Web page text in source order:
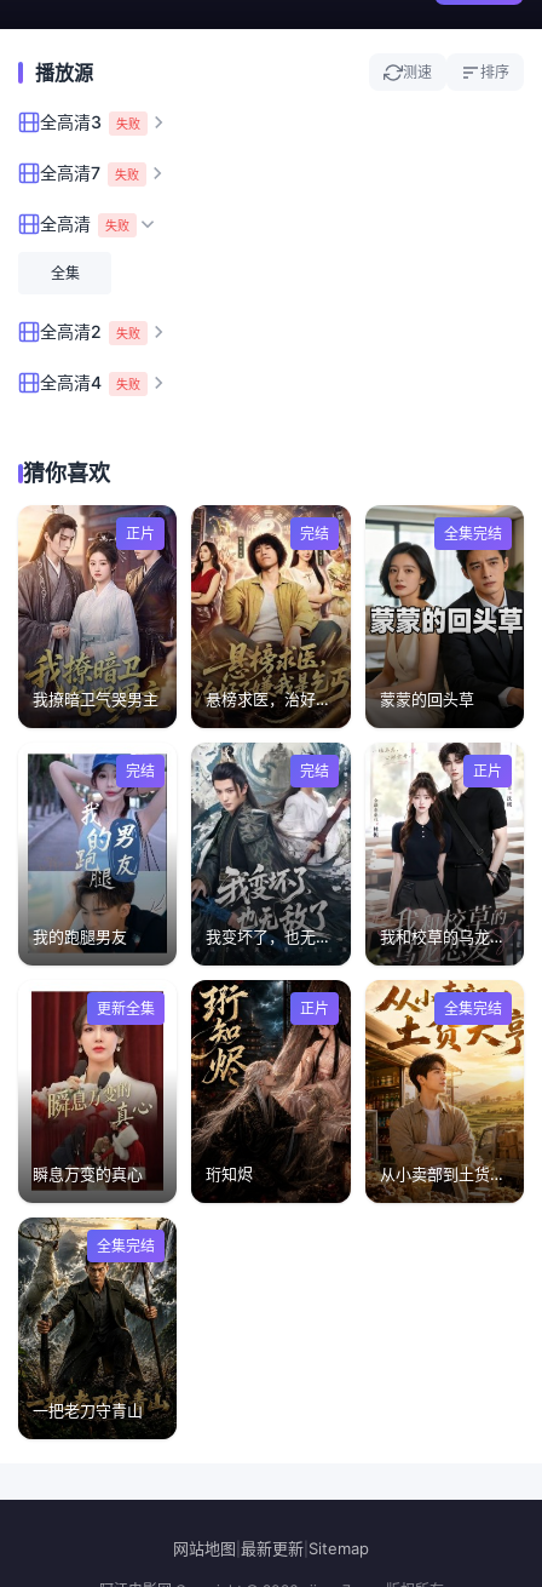
播放源 测速 排序
全高清3 失败
全高清7 失败
全高清 失败
全集
全高清2 失败
全高清4 失败
猜你喜欢
正片
我撩暗卫气哭男主
完结
悬榜求医，治好了嫌我是乞丐
全集完结
蒙蒙的回头草
完结
我的跑腿男友
完结
我变坏了，也无敌了
正片
我和校草的乌龙恋爱
更新全集
瞬息万变的真心
正片
珩知烬
全集完结
从小卖部到土货大亨
全集完结
一把老刀守青山
网站地图 最新更新 Sitemap